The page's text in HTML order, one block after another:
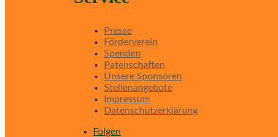
Presse
Förderverein
Spenden
Patenschaften
Unsere Sponsoren
Stellenangebote
Impressum
Datenschutzerklärung
Folgen